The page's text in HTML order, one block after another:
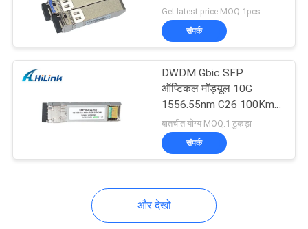
1330nm 20 किमी डोम
Get latest price MOQ:1pcs
संपर्क
DWDM Gbic SFP
ऑप्टिकल मॉड्यूल 10G
1556.55nm C26 100Km
SFP + 10G लंबी दूरी
बातचीत योग्य MOQ:1 टुकड़ा
संपर्क
और देखो